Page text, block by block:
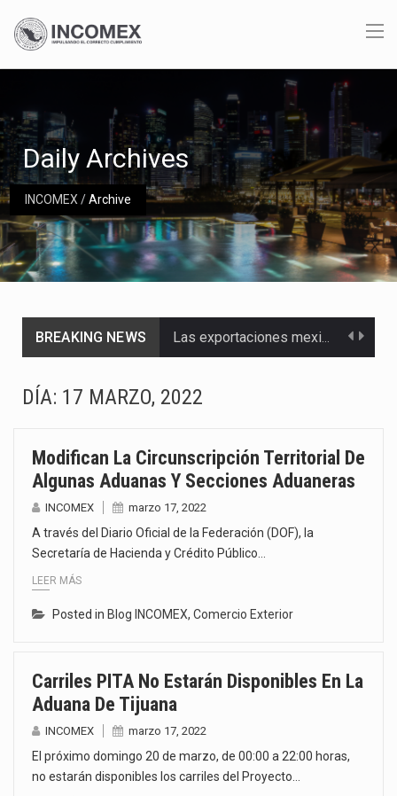
INCOMEX/Archive
Daily Archives
BREAKING NEWS Las exportaciones mexicanas de vehículos ligeros disminuyeron 9.67 % en julio a tasa anual, alcanzando…
Solo el 17.8 % de las empresas en México se considera totalmente preparada para la…
DÍA: 17 MARZO, 2022
Modifican La Circunscripción Territorial De
Algunas Aduanas Y Secciones Aduaneras
INCOMEX marzo 17, 2022
A través del Diario Oficial de la Federación (DOF), la
Secretaría de Hacienda y Crédito Público…
LEER MÁS
Posted in Blog INCOMEX, Comercio Exterior
Carriles PITA No Estarán Disponibles En La
Aduana De Tijuana
INCOMEX marzo 17, 2022
El próximo domingo 20 de marzo, de 00:00 a 22:00 horas,
no estarán disponibles los carriles del Proyecto…